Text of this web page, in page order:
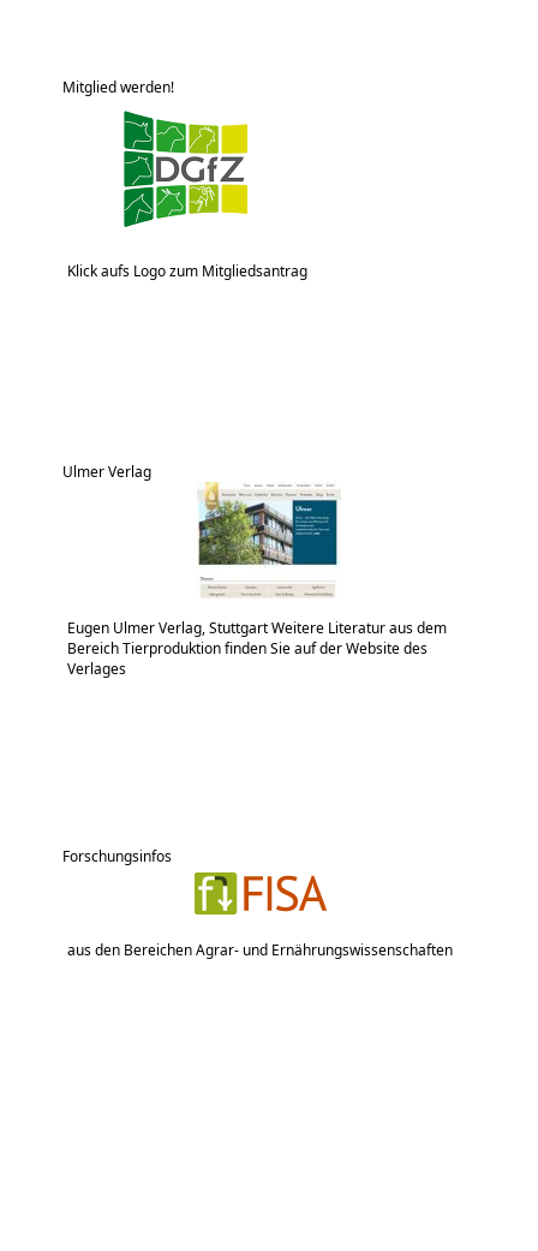
Mitglied werden!
Klick aufs Logo zum Mitgliedsantrag
Ulmer Verlag
Eugen Ulmer Verlag, Stuttgart Weitere Literatur aus dem
Bereich Tierproduktion finden Sie auf der Website des
Verlages
Forschungsinfos
aus den Bereichen Agrar- und Ernährungswissenschaften